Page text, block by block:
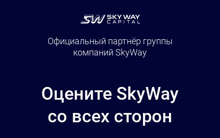
Официальный партнёр группы
компаний SkyWay
Оцените SkyWay
со всех сторон